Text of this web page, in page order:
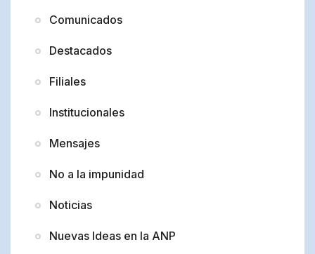
Comunicados
Destacados
Filiales
Institucionales
Mensajes
No a la impunidad
Noticias
Nuevas Ideas en la ANP